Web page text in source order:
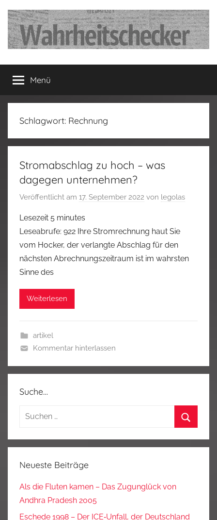
Inhalt
springen
…
Deutschland
hat
fertig…!
Menü
Schlagwort: Rechnung
Stromabschlag zu hoch – was
dagegen unternehmen?
Veröffentlicht am 17. September 2022 von legolas
Lesezeit 5 minutes
Leseabrufe: 922 Ihre Stromrechnung haut Sie
vom Hocker, der verlangte Abschlag für den
nächsten Abrechnungszeitraum ist im wahrsten
Sinne des
Weiterlesen
artikel
Kommentar hinterlassen
Suche…
Suchen
Neueste Beiträge
Als die Fluten kamen – Das Zugunglück von
Andhra Pradesh 2005
Eschede 1998 – Der ICE‑Unfall, der Deutschland